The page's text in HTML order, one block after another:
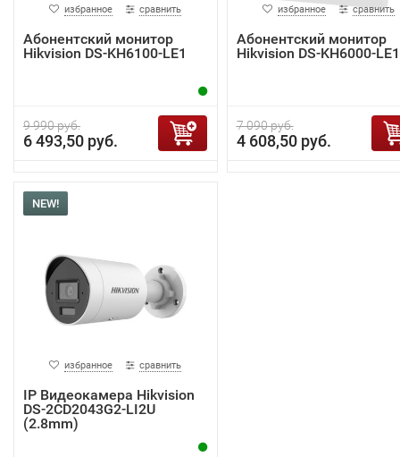
избранное сравнить
Абонентский монитор
Hikvision DS-KH6100-LE1
9 990 руб.
6 493,50 руб.
избранное сравнить
Абонентский монитор
Hikvision DS-KH6000-LE1
7 090 руб.
4 608,50 руб.
NEW!
избранное сравнить
IP Видеокамера Hikvision
DS-2CD2043G2-LI2U
(2.8mm)